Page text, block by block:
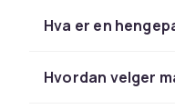
Hva er en
Hvordan velger